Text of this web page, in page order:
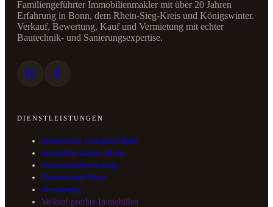
Familiengeführter Immobilienmakler mit über 20 Jahren
Erfahrung in Bonn, dem Rhein-Sieg-Kreis und Königswinter.
Verkauf, Bewertung, Kauf und Vermietung mit echter
Bautechnik- und Sanierungsexpertise.
DIENSTLEISTUNGEN
Immobilien verkaufen Bonn
Immobilie kaufen Bonn
Immobilienbewertung
Hausverkauf Bonn
Vermietung
Verkauf geerbte Immobilien